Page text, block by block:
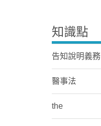
知識點
告知說明義務
醫事法
the